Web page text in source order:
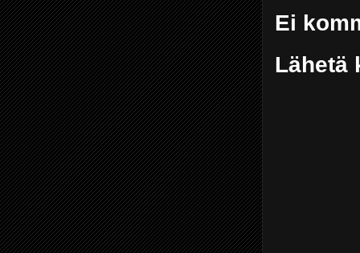
Ei
Lähetä